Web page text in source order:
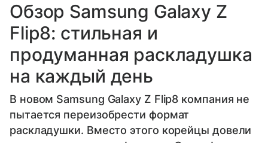
Обзор Samsung Galaxy Z
Flip8: стильная и
продуманная раскладушка
на каждый день
В новом Samsung Galaxy Z Flip8 компания не
пытается переизобрести формат
раскладушки. Вместо этого корейцы довели